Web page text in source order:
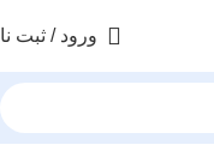
ورود / ثبت